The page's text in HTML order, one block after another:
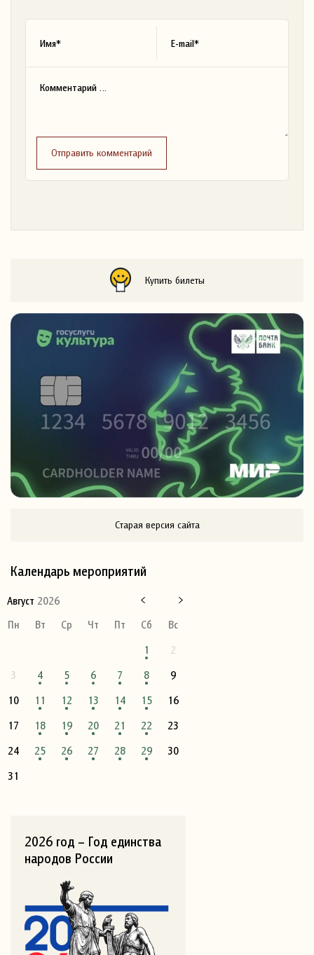
Отправить комментарий
Купить билеты
Старая версия сайта
Календарь мероприятий
Август 2026
Пн
Вт Ср Чт Пт Сб
Вс
1
2
3
4 5 6 7 8
9
10
11 12 13 14 15
16
17
18 19 20 21 22
23
24
25 26 27 28 29
30
31
2026 год – Год единства
народов России